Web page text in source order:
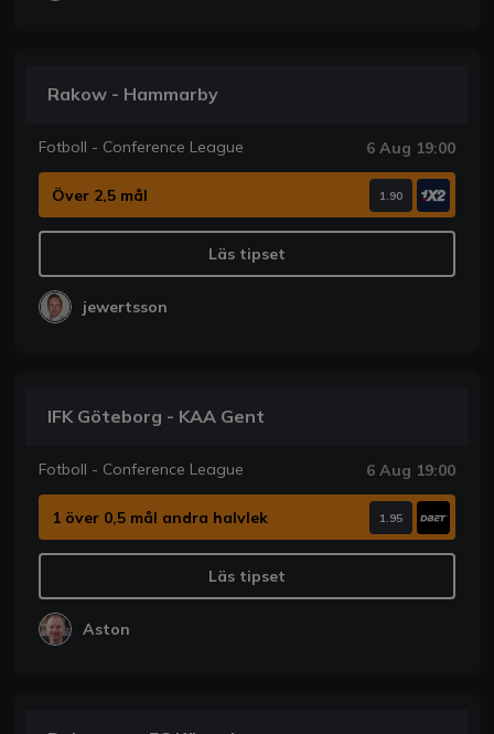
Rakow - Hammarby
Fotboll - Conference League 6 Aug 19:00
Över 2,5 mål 1.90
Läs tipset
jewertsson
IFK Göteborg - KAA Gent
Fotboll - Conference League 6 Aug 19:00
1 över 0,5 mål andra halvlek 1.95
Läs tipset
Aston